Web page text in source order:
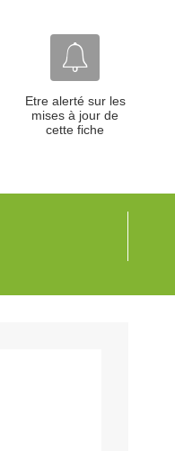
Etre alerté sur les
mises à jour de
cette fiche